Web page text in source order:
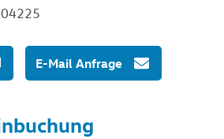
E-Mail Anfrage